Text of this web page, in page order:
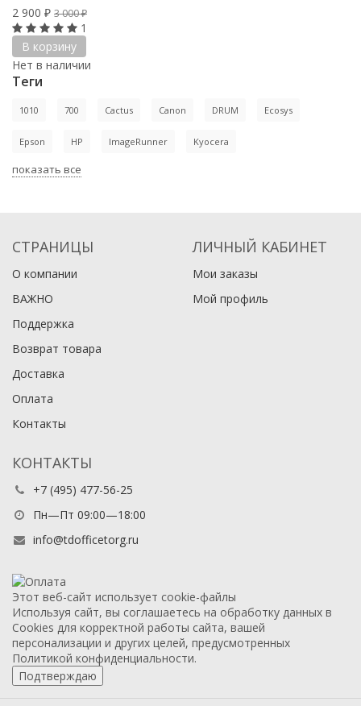
2 900 ₽ 3 000₽
1
В корзину
Нет в наличии
Теги
1010 700 Cactus Canon DRUM Ecosys
Epson HP ImageRunner Kyocera
показать все
СТРАНИЦЫ
О компании
ВАЖНО
Поддержка
Возврат товара
Доставка
Оплата
Контакты
ЛИЧНЫЙ КАБИНЕТ
Мои заказы
Мой профиль
КОНТАКТЫ
+7 (495) 477-56-25
Пн—Пт 09:00—18:00
info@tdofficetorg.ru
Этот веб-сайт использует cookie-файлы
Используя сайт, вы соглашаетесь на обработку данных в
Cookies для корректной работы сайта, вашей
персонализации и других целей, предусмотренных
Политикой конфиденциальности.
Подтверждаю